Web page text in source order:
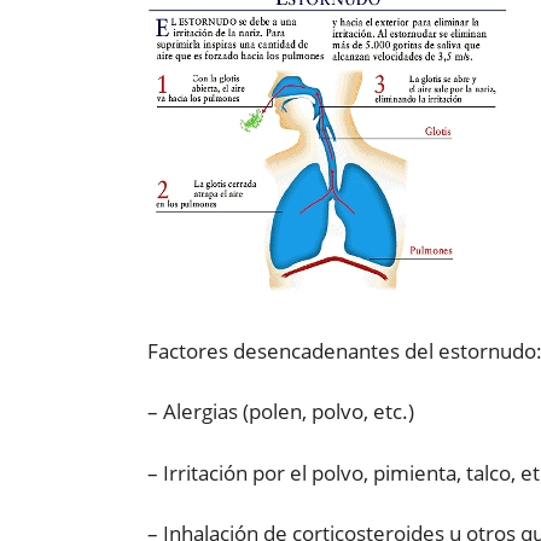
Factores desencadenantes del estornudo:
– Alergias (polen, polvo, etc.)
– Irritación por el polvo, pimienta, talco,
– Inhalación de corticosteroides u otros